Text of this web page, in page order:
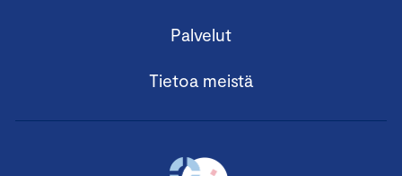
Palvelut
Tietoa meistä